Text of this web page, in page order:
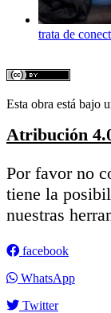
trata de
Esta obra está bajo
Atribución
Por favor no
tiene la
nuestras
facebook
WhatsApp
Twitter